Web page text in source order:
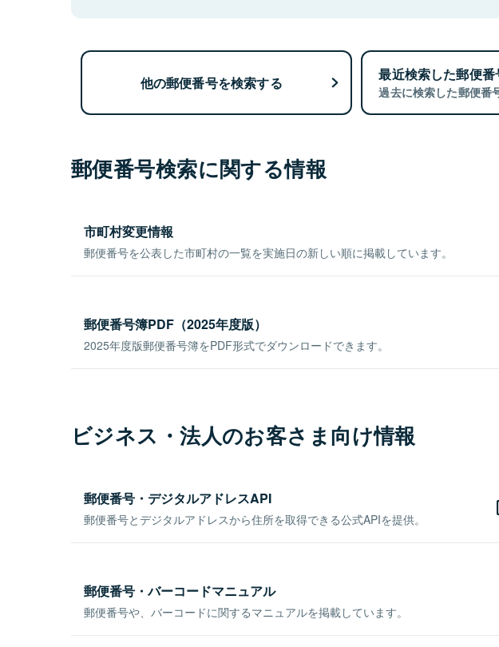
他の郵便番号を検索する 最近検索した郵便番
過去に検索した郵便番
郵便番号検索に関する情報
市町村変更情報
郵便番号を公表した市町村の一覧を実施日の新しい順に掲載しています。
郵便番号簿PDF（2025年度版）
2025年度版郵便番号簿をPDF形式でダウンロードできます。
ビジネス・法人のお客さま向け情報
郵便番号・デジタルアドレスAPI
郵便番号とデジタルアドレスから住所を取得できる公式APIを提供。
郵便番号・バーコードマニュアル
郵便番号や、バーコードに関するマニュアルを掲載しています。